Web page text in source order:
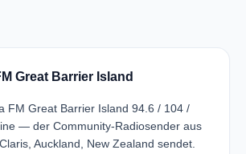
Great Barrier Island
FM Great Barrier Island 94.6 / 104 /
— der Community-Radiosender aus
Auckland, New Zealand sendet.